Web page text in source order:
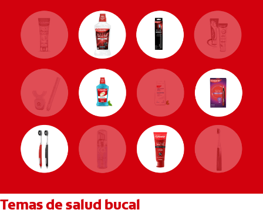
Temas de salud bucal